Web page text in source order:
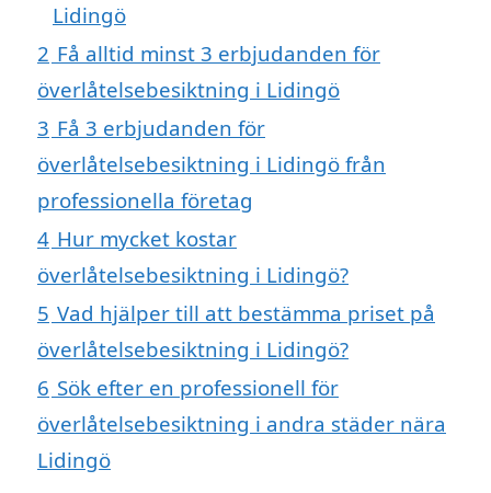
Lidingö
2 Få alltid minst 3 erbjudanden för
överlåtelsebesiktning i Lidingö
3 Få 3 erbjudanden för
överlåtelsebesiktning i Lidingö från
professionella företag
4 Hur mycket kostar
överlåtelsebesiktning i Lidingö?
5 Vad hjälper till att bestämma priset på
överlåtelsebesiktning i Lidingö?
6 Sök efter en professionell för
överlåtelsebesiktning i andra städer nära
Lidingö